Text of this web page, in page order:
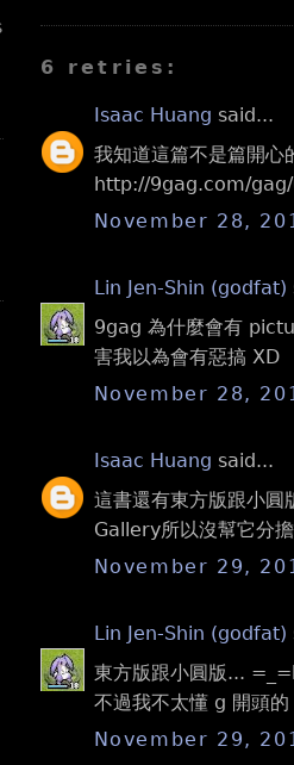
6 retries:
Isaac Huang said...
我知道這篇不是篇開
http://9gag.com/
November 28,
Lin Jen-Shin (godfat)
9gag 為什麼會有
害我以為會有惡搞 XD
November 28,
Isaac Huang said...
這書還有東方版跟小
Gallery所以沒幫它分
November 29,
Lin Jen-Shin (godfat)
東方版跟小圓版...
不過我不太懂 g 開頭
November 29,